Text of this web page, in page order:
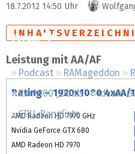
Preisvergleich
Forum
Podcast RAMageddon
RX 9000 „Deals“
Ideale
CPU-Rangliste
18.7.2012 14:50 Uhr Wolfgang
Leistung mit AA/AF
Rating – 1920x1080 4xAA/
AMD Radeon HD 7970 GHz
Nvidia GeForce GTX 680
AMD Radeon HD 7970